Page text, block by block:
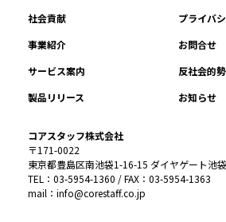
社会貢献
プライバ
事業紹介
お問合せ
サービス案内
反社会的
製品リリース
お知らせ
コアスタッフ株式会社
〒171-0022
東京都豊島区南池袋1-16-15 ダイヤゲート池
TEL：03-5954-1360 / FAX：03-5954-1363
mail：info@corestaff.co.jp